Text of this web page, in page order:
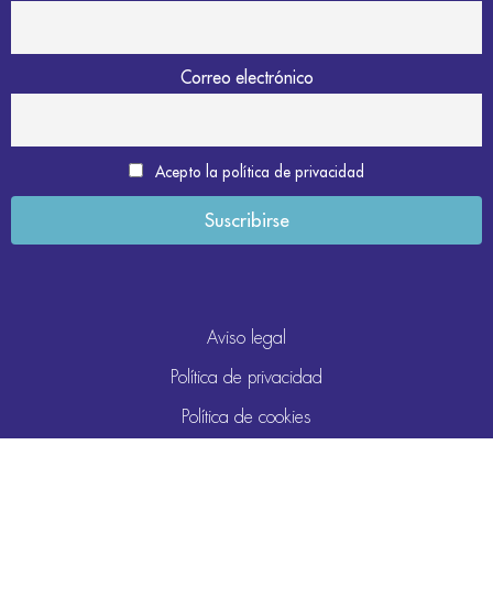
Correo electrónico
Acepto la política de privacidad
Aviso legal
Política de privacidad
Política de cookies